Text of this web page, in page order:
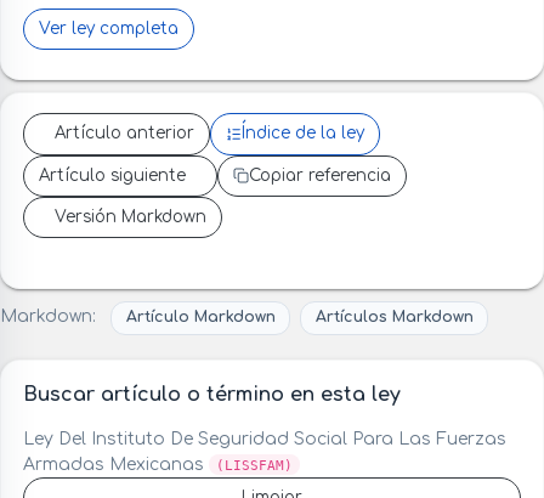
Ver ley completa
Artículo anterior Índice de la ley
Artículo siguiente Copiar referencia
Versión Markdown
Markdown: Artículo Markdown Artículos Markdown
Buscar artículo o término en esta ley
Ley Del Instituto De Seguridad Social Para Las Fuerzas
Armadas Mexicanas
(LISSFAM)